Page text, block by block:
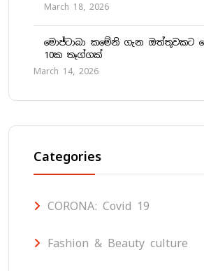
March 18, 2026
මොජ්ටාබා කමේනි ගැන ඔත්තුවකට
10ක තෑග්ගක්
March 14, 2026
Categories
CORONA: Covid 19
Fashion & Beauty culture